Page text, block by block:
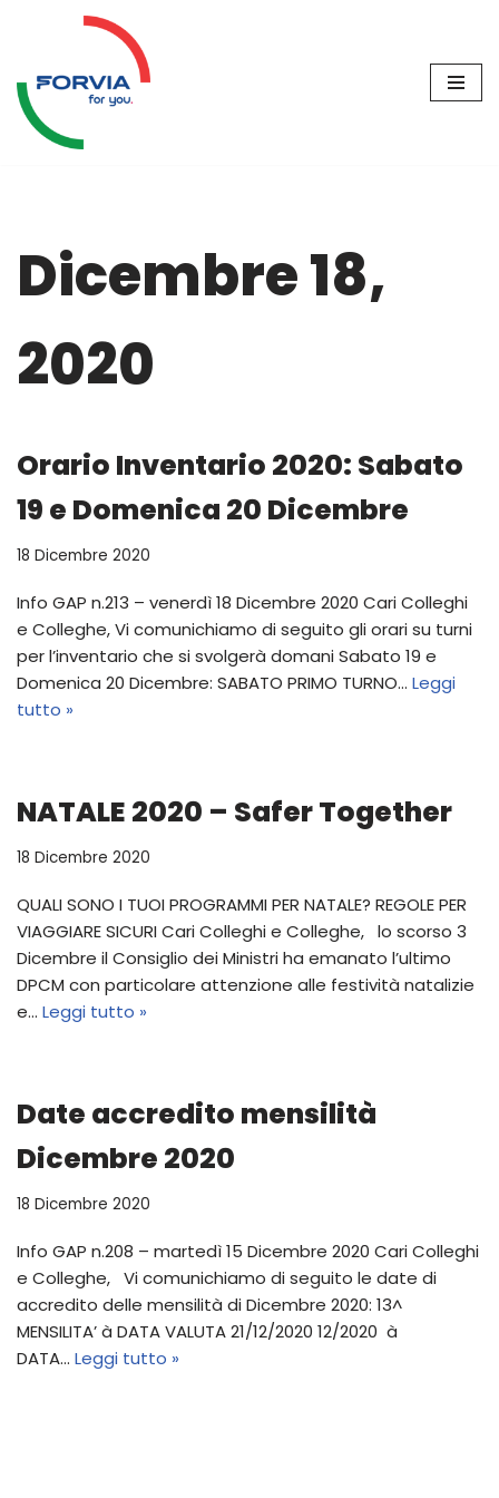
al
contenuto
Dicembre 18,
2020
Orario Inventario 2020: Sabato
19 e Domenica 20 Dicembre
18 Dicembre 2020
Info GAP n.213 – venerdì 18 Dicembre 2020 Cari Colleghi
e Colleghe, Vi comunichiamo di seguito gli orari su turni
per l’inventario che si svolgerà domani Sabato 19 e
Domenica 20 Dicembre: SABATO PRIMO TURNO… Leggi
tutto »
NATALE 2020 – Safer Together
18 Dicembre 2020
QUALI SONO I TUOI PROGRAMMI PER NATALE? REGOLE PER
VIAGGIARE SICURI Cari Colleghi e Colleghe, lo scorso 3
Dicembre il Consiglio dei Ministri ha emanato l’ultimo
DPCM con particolare attenzione alle festività natalizie
e… Leggi tutto »
Date accredito mensilità
Dicembre 2020
18 Dicembre 2020
Info GAP n.208 – martedì 15 Dicembre 2020 Cari Colleghi
e Colleghe, Vi comunichiamo di seguito le date di
accredito delle mensilità di Dicembre 2020: 13^
MENSILITA’ à DATA VALUTA 21/12/2020 12/2020 à
DATA… Leggi tutto »